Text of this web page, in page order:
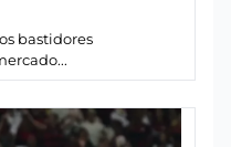
bastidores